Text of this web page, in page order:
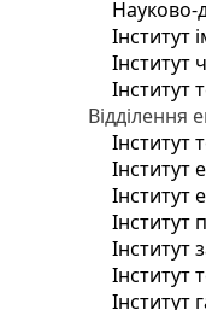
Науково-
Інститут
Інститут
Відділення
Інститут
Інститут
Інститут
Інститут
Інститут
Інститут
Інститут